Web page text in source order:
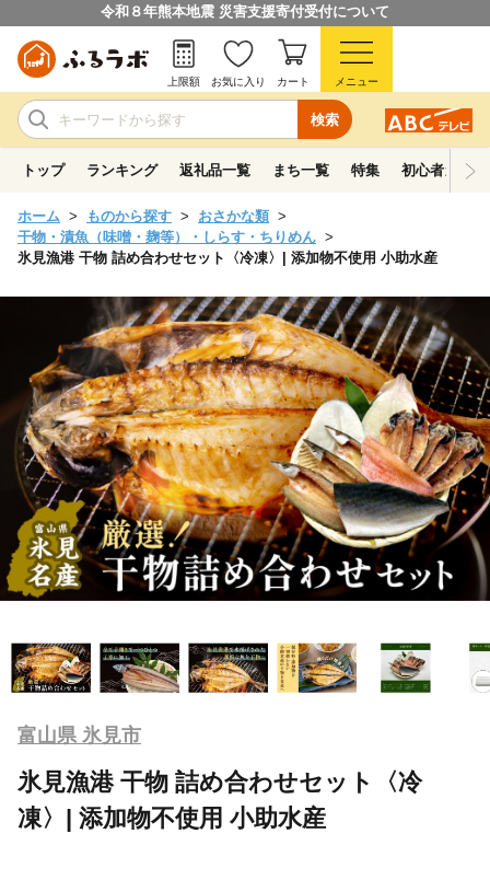
令和８年熊本地震 災害支援寄付受付について
検索
上限額 お気に入り カート メニュー
トップ ランキング 返礼品一覧 まち一覧 特集 初心者ガイド
ホーム ものから探す
おさかな類
干物・漬魚（味噌・麹等）・しらす・ちりめん
氷見漁港 干物 詰め合わせセット〈冷凍〉| 添加物不使用 小助水産
富山県 氷見市
氷見漁港 干物 詰め合わせセット〈冷
凍〉| 添加物不使用 小助水産